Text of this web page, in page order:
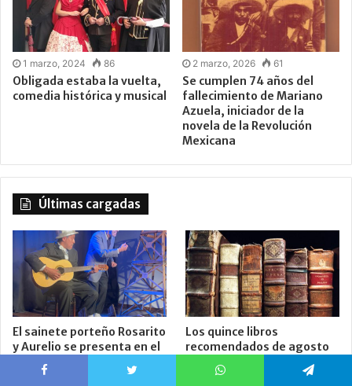
1 marzo, 2024 86
Obligada estaba la vuelta,
comedia histórica y musical
2 marzo, 2026 61
Se cumplen 74 años del
fallecimiento de Mariano
Azuela, iniciador de la
novela de la Revolución
Mexicana
Últimas cargadas
El sainete porteño Rosarito
y Aurelio se presenta en el
Teatro Machado de
Caballito
Los quince libros
recomendados de agosto
más tres libros con
descarga gratuita